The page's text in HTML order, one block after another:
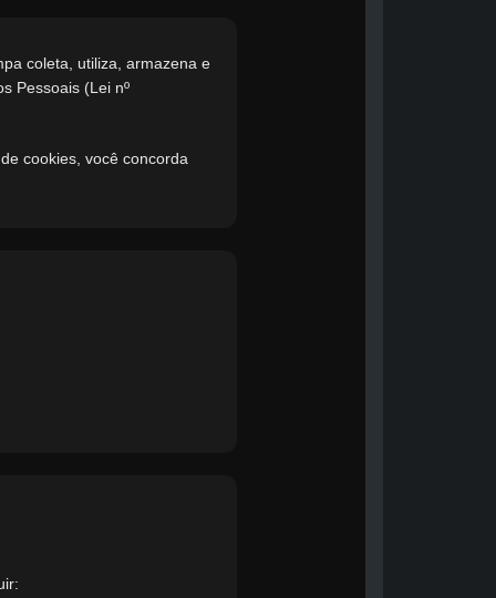
coleta, utiliza, armazena e
Pessoais (Lei nº
cookies, você concorda